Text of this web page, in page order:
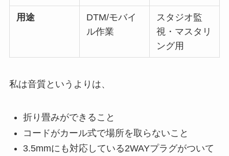
用途
DTM/モバイ
ル作業
スタジオ監
視・マスタリ
ング用
私は音質というよりは、
折り畳みができること
コードがカール式で場所を取らないこと
3.5mmにも対応している2WAYプラグがついて